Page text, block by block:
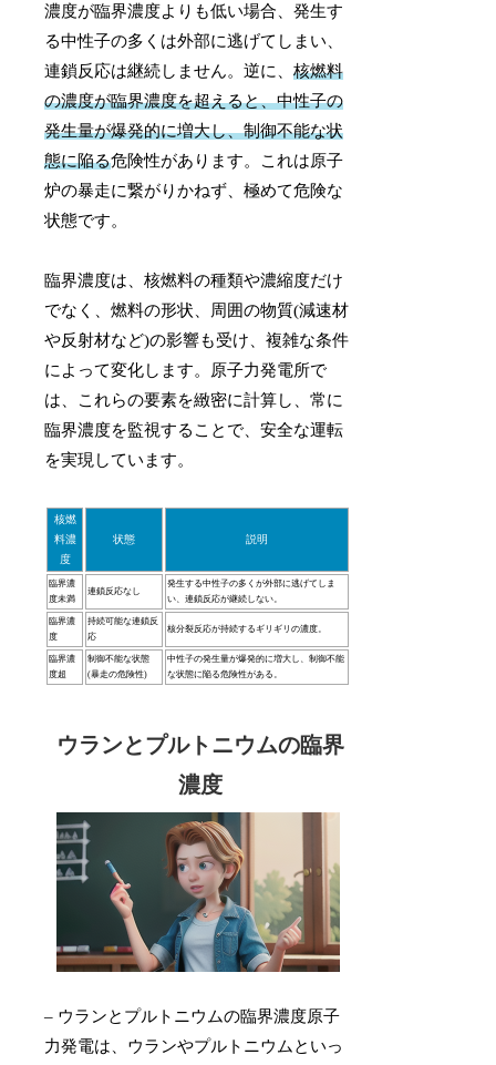
濃度が臨界濃度よりも低い場合、発生す
る中性子の多くは外部に逃げてしまい、
連鎖反応は継続しません。逆に、核燃料
の濃度が臨界濃度を超えると、中性子の
発生量が爆発的に増大し、制御不能な状
態に陥る危険性があります。これは原子
炉の暴走に繋がりかねず、極めて危険な
状態です。
臨界濃度は、核燃料の種類や濃縮度だけ
でなく、燃料の形状、周囲の物質(減速材
や反射材など)の影響も受け、複雑な条件
によって変化します。原子力発電所で
は、これらの要素を緻密に計算し、常に
臨界濃度を監視することで、安全な運転
を実現しています。
核燃
料濃
度
状態 説明
臨界濃
度未満
連鎖反応なし
発生する中性子の多くが外部に逃げてしま
い、連鎖反応が継続しない。
臨界濃
度
持続可能な連鎖反
応
核分裂反応が持続するギリギリの濃度。
臨界濃
度超
制御不能な状態
(暴走の危険性)
中性子の発生量が爆発的に増大し、制御不能
な状態に陥る危険性がある。
ウランとプルトニウムの臨界
濃度
– ウランとプルトニウムの臨界濃度原子
力発電は、ウランやプルトニウムといっ